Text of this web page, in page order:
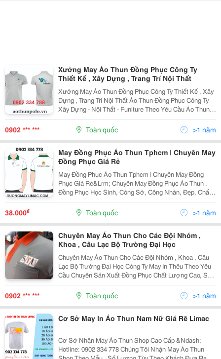
Xưởng May Áo Thun Đồng Phục Công Ty
Thiết Kế , Xây Dựng , Trang Trí Nội Thất
Xưởng May Áo Thun Đồng Phục Công Ty Thiết Kế , Xây
Dựng , Trang Trí Nội Thất Áo Thun Đồng Phục Công Ty
Xây Dựng - Nội Thất - Funiture Theo Yêu Cầu Áo Thun
Đồng Phục Công Ty Xây Dựng - Nội Thất - Funiture Theo
Yêu Cầu Đang Rất Được Ưa Chuộng Trên...
0902 *** *** Toàn quốc >1 năm
May Đồng Phục Áo Thun Tphcm | Chuyên May
Đồng Phục Giá Rẻ‎
May Đồng Phục Áo Thun Tphcm | Chuyên May Đồng
Phục Giá Rẻ&Lrm; Chuyên May Đồng Phục Áo Thun ,
Đồng Phục Học Sinh, Công Sở, Công Nhân, Đẹp, Chất
Liệu Tốt. Đảm Bảo Hàng Chất Lượng Tốt Giá Thành Ổn
Định. Chất Liệu Tốt, Chất Lượng. Giá Thành Cạnh...
38.000₫ Toàn quốc >1 năm
Chuyên May Áo Thun Cho Các Đội Nhóm ,
Khoa , Câu Lạc Bộ Trường Đại Học
Chuyên May Áo Thun Cho Các Đội Nhóm , Khoa , Câu
Lạc Bộ Trường Đại Học Công Ty May In Thêu Theo Yêu
Cầu Chuyên Sản Xuất Đồng Phục Chất Lượng Cao, Số
Lượng Từ 10 Chuyên May In Áo Thun Theo Yêu Cầu
Các Loại, Từ Loại Rẻ No.1 Đến Cao Cấp Nhất. Cam Kết
0902 *** *** Toàn quốc >1 năm
Cơ Sở May In Áo Thun Nam Nữ Giá Rẽ Limac
Cơ Sở Nhận May Áo Thun Shop Cao Cấp &Ndash;
Hotline: 0902 334 778 Chúng Tôi Nhận May Áo Thun